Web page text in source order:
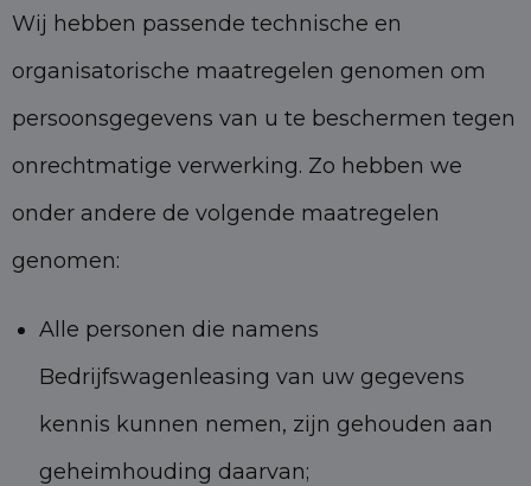
Wij hebben passende technische en
organisatorische maatregelen genomen om
persoonsgegevens van u te beschermen tegen
onrechtmatige verwerking. Zo hebben we
onder andere de volgende maatregelen
genomen:
Alle personen die namens
Bedrijfswagenleasing van uw gegevens
kennis kunnen nemen, zijn gehouden aan
geheimhouding daarvan;